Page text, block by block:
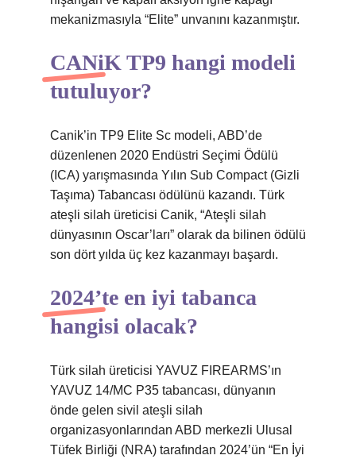
mekanizmasıyla “Elite” unvanını kazanmıştır.
CANiK TP9 hangi modeli
tutuluyor?
Canik’in TP9 Elite Sc modeli, ABD’de
düzenlenen 2020 Endüstri Seçimi Ödülü
(ICA) yarışmasında Yılın Sub Compact (Gizli
Taşıma) Tabancası ödülünü kazandı. Türk
ateşli silah üreticisi Canik, “Ateşli silah
dünyasının Oscar’ları” olarak da bilinen ödülü
son dört yılda üç kez kazanmayı başardı.
2024’te en iyi tabanca
hangisi olacak?
Türk silah üreticisi YAVUZ FIREARMS’ın
YAVUZ 14/MC P35 tabancası, dünyanın
önde gelen sivil ateşli silah
organizasyonlarından ABD merkezli Ulusal
Tüfek Birliği (NRA) tarafından 2024’ün “En İyi